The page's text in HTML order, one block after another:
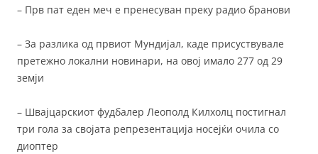
– Прв пат еден меч е пренесуван преку радио бранови
– За разлика од првиот Мундијал, каде присуствувале
претежно локални новинари, на овој имало 277 од 29
земји
– Швајцарскиот фудбалер Леополд Килхолц постигнал
три гола за својата репрезентација носејќи очила со
диоптер